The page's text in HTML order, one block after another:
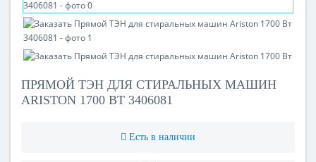
ПРЯМОЙ ТЭН ДЛЯ СТИРАЛЬНЫХ МАШИН
ARISTON 1700 ВТ 3406081
Есть в наличии